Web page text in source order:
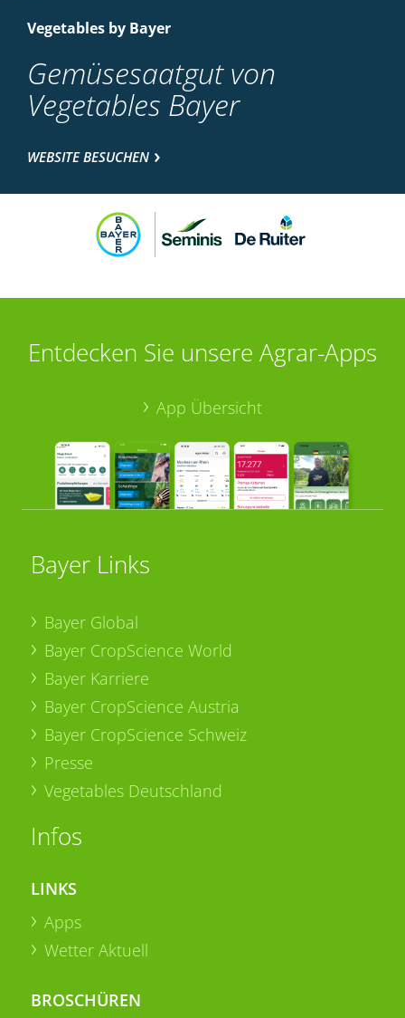
Vegetables by Bayer
Gemüsesaatgut von
Vegetables Bayer
WEBSITE BESUCHEN
Entdecken Sie unsere Agrar-Apps
App Übersicht
Bayer Links
Bayer Global
Bayer CropScience World
Bayer Karriere
Bayer CropScience Austria
Bayer CropScience Schweiz
Presse
Vegetables Deutschland
Infos
LINKS
Apps
Wetter Aktuell
BROSCHÜREN